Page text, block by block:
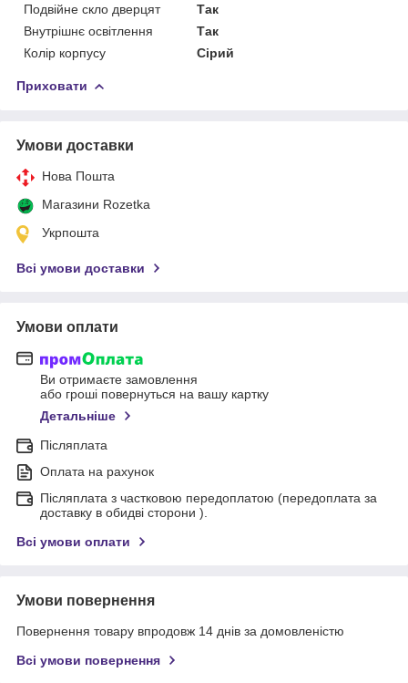
Подвійне скло дверцят
Так
Внутрішнє освітлення
Так
Колір корпусу
Сірий
Приховати
Умови доставки
Нова Пошта
Магазини Rozetka
Укрпошта
Всі умови доставки
Умови оплати
Ви отримаєте замовлення
або гроші повернуться на вашу картку
Детальніше
Післяплата
Оплата на рахунок
Післяплата з частковою передоплатою (передоплата за
доставку в обидві сторони ).
Всі умови оплати
Умови повернення
Повернення товару впродовж 14 днів за домовленістю
Всі умови повернення